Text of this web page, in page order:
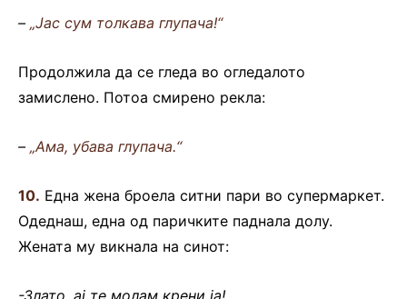
– „Јас сум толкава глупача!“
Продолжила да се гледа во огледалото
замислено. Потоа смирено рекла:
– „Ама, убава глупача.“
10. Една жена броела ситни пари во супермаркет.
Одеднаш, една од паричките паднала долу.
Жената му викнала на синот: